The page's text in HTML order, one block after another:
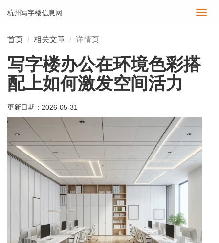
切
杭州写字楼信息网
首页 相关文章 详情页
写字楼办公在环境色彩搭
配上如何激发空间活力
更新日期： 2026-05-31